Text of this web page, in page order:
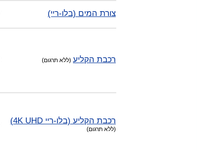
צורת המים (בלו-ריי)
רכבת הקליע (ללא תרגום)
רכבת הקליע (בלו-ריי 4K UHD)
(ללא תרגום)